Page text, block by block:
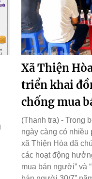
Xã Thiện
triển khai
chống mua
(Thanh tra) - Trong
ngày càng có
xã Thiện Hòa đã
các hoạt động
mua bán người” và